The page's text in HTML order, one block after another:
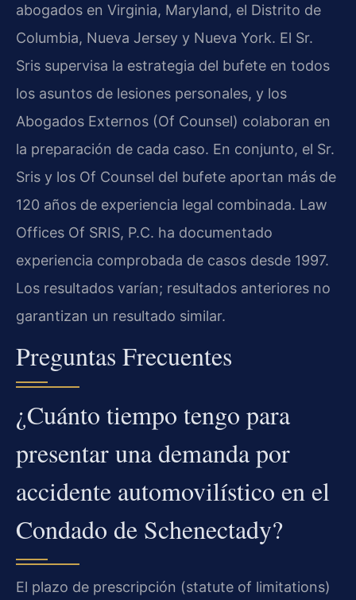
abogados en Virginia, Maryland, el Distrito de
Columbia, Nueva Jersey y Nueva York. El Sr.
Sris supervisa la estrategia del bufete en todos
los asuntos de lesiones personales, y los
Abogados Externos (Of Counsel) colaboran en
la preparación de cada caso. En conjunto, el Sr.
Sris y los Of Counsel del bufete aportan más de
120 años de experiencia legal combinada. Law
Offices Of SRIS, P.C. ha documentado
experiencia comprobada de casos desde 1997.
Los resultados varían; resultados anteriores no
garantizan un resultado similar.
Preguntas Frecuentes
¿Cuánto tiempo tengo para
presentar una demanda por
accidente automovilístico en el
Condado de Schenectady?
El plazo de prescripción (statute of limitations)